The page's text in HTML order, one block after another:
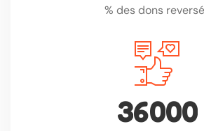
% des dons
36000